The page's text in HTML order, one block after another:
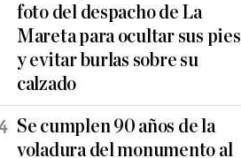
foto del despacho de La
Mareta para ocultar sus pies
y evitar burlas sobre su
calzado
Se cumplen 90 años de la
voladura del monumento al